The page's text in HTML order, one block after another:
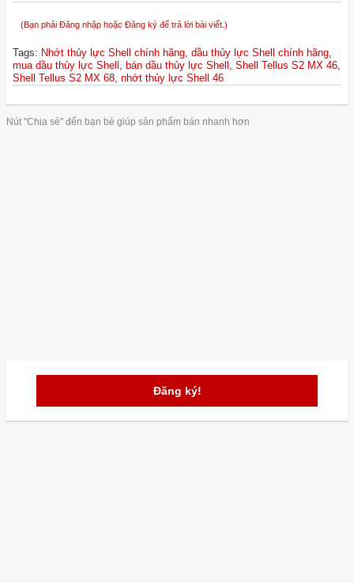
(Bạn phải Đăng nhập hoặc Đăng ký để trả lời bài viết.)
Tags: Nhớt thủy lực Shell chính hãng, dầu thủy lực Shell chính hãng,
mua dầu thủy lực Shell , bán dầu thủy lực Shell , Shell Tellus S2 MX 46,
Shell Tellus S2 MX 68, nhớt thủy lực Shell 46
Nút "Chia sẻ" đến bạn bè giúp sản phẩm bán nhanh hơn
Đăng ký!